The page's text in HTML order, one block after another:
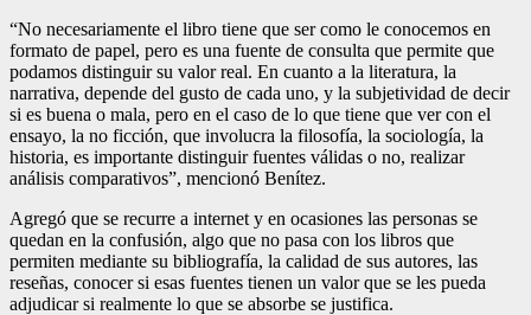
“No necesariamente el libro tiene que ser como le conocemos en
formato de papel, pero es una fuente de consulta que permite que
podamos distinguir su valor real. En cuanto a la literatura, la
narrativa, depende del gusto de cada uno, y la subjetividad de decir
si es buena o mala, pero en el caso de lo que tiene que ver con el
ensayo, la no ficción, que involucra la filosofía, la sociología, la
historia, es importante distinguir fuentes válidas o no, realizar
análisis comparativos”, mencionó Benítez.
Agregó que se recurre a internet y en ocasiones las personas se
quedan en la confusión, algo que no pasa con los libros que
permiten mediante su bibliografía, la calidad de sus autores, las
reseñas, conocer si esas fuentes tienen un valor que se les pueda
adjudicar si realmente lo que se absorbe se justifica.